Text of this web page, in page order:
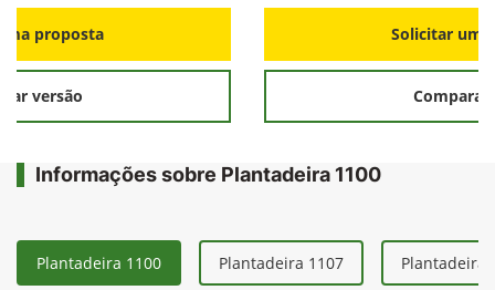
proposta
versão
Solicitar
Comparar
Informações sobre Plantadeira 1100
Plantadeira 1100 Plantadeira 1107 Plantadeira